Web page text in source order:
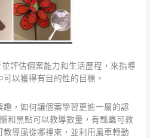
評估個案能力和生活歷程，來指導
以獲得有目的性的目標。
，如何讓個案學習更進一層的認
和黑點可以教導數量，有瓢蟲可教
導風從哪裡來，並利用風車轉動